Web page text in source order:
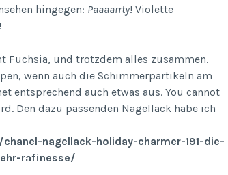
hingegen: Paaaarrty! Violette
Fuchsia, und trotzdem alles zusammen.
wenn auch die Schimmerpartikeln am
entsprechend auch etwas aus. You cannot
Den dazu passenden Nagellack habe ich
nagellack-holiday-charmer-191-die-
rafinesse/